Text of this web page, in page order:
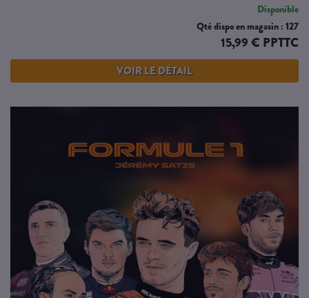
Disponible
Qté dispo en magasin : 127
15,99 € PPTTC
VOIR LE DÉTAIL